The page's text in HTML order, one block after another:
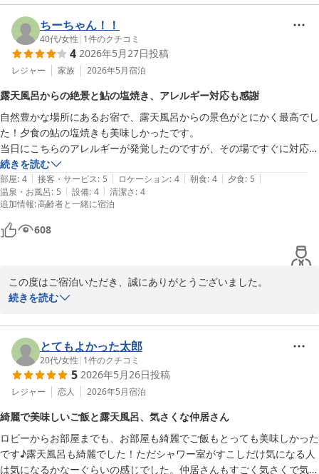
伏尾温泉　不死王閣　スタッフ一同
伏尾温泉 不死王閣
2026-07-17
上げます。
和室のお部屋で安心してお過ごしいただけたとのこと、大変嬉しく
存じます。また、お部屋にご用意しております電気ポットがミルク
作りのお役に立てたようで何よりでございます。
さらに、大浴場のベビー用品やお子様向け備品につきましても温か
いお言葉をいただきありがとうございます。小さなお子様連れのお
客様にも安心してご利用いただける宿を目指しておりますので、そ
のように感じていただけたことを嬉しく拝読いたしました。
お食事会場につきましても、個室でごゆっくりお過ごしいただけた
ご様子に安心いたしました。
一方で、お部屋の露天風呂周辺の照明につきましては、ご不便をお
かけし申し訳ございませんでした。お子様が怖がってしまわれたと
のこと、ご家族での大切なお時間に十分な配慮が行き届かず心苦し
く存じます。いただいたご意見は今後の設備改善の参考とさせてい
ただきます。
りに努めてまいります。
ぜひお嬢様の成長とともに、またご家族皆さまでお越しくださいま
せ。
伏尾温泉 不死王閣
2026-06-23
ちーちゃん！！
40代/女性 | 1件のクチコミ
4 2026年5月27日投稿
レジャー 家族 2026年5月宿泊
露天風呂からの絶景と鮎の塩焼き、アレルギー対応も感謝
自然豊かな場所にあるお宿で、露天風呂からの景色がとにかく最高でし
た！夕食の鮎の塩焼きも美味しかったです。
当日にこちらのアレルギーが発覚したのですが、その場ですぐに対応し
ていただけて本当にありがたかったです。建物は少し古い印象ですが、
お部屋はとても綺麗に掃除されていて、終始リラックスして過ごせまし
た。お世話になりました！
続きを読む
部屋: 4 | 接客・サービス: 5 | ロケーション: 4 | 朝食: 4 | 夕食: 5 |
温泉・お風呂: 5 | 設備: 4 | 清潔さ: 4
追加情報:高齢者と一緒に宿泊
608
この度はご宿泊いただき、誠にありがとうございました。
とのこと、大変嬉しく存じます。ゆっくりと景色を眺めながら、癒
しの時間をお過ごしいただけておりましたら何よりでございます。
また、ご夕食の鮎の塩焼きにつきましてもご満足いただけたとのこ
と、嬉しく拝読いたしました。
当日のアレルギー対応につきましては、安心してお食事をお楽しみ
いただけたようで何よりでございます。今後もできる限り安心して
ご利用いただけるよう努めてまいります。
続きを読む
とてもよかった太郎
20代/女性 | 1件のクチコミ
5 2026年5月26日投稿
レジャー 恋人 2026年5月宿泊
綺麗で美味しいご飯と露天風呂、気さくな仲居さん
ロビーからお部屋までも、お部屋も綺麗でご飯もとっても美味しかった
です♪露天風呂も綺麗でした！ただシャワー室がすこしだけ気になる人
は気になるかなーぐらいの感じでした。仲居さんもすごく気さくで気に